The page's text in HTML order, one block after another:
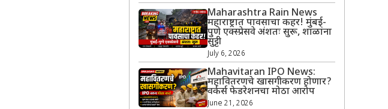
Maharashtra Rain News
महाराष्ट्रात पावसाचा कहर! मुंबई-
पुणे एक्स्प्रेसवे अंशतः सुरू, शाळांना
सुट्टी
July 6, 2026
Mahavitaran IPO News:
महावितरणचे खासगीकरण होणार?
वर्कर्स फेडरेशनचा मोठा आरोप
June 21, 2026